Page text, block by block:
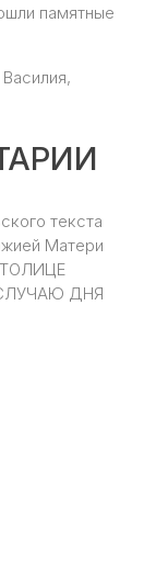
памятные
текста
Матери
ДНЯ